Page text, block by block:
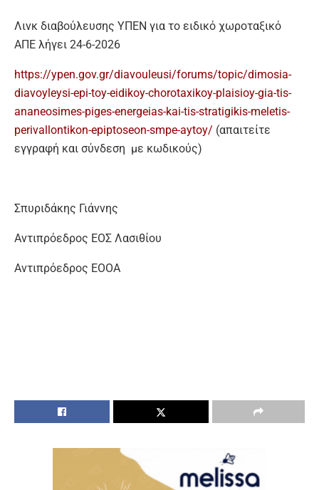
Λινκ διαβούλευσης ΥΠΕΝ για το ειδικό χωροταξικό
ΑΠΕ λήγει 24-6-2026
https://ypen.gov.gr/diavouleusi/forums/topic/dimosia-
diavoyleysi-epi-toy-eidikoy-chorotaxikoy-plaisioy-gia-tis-
ananeosimes-piges-energeias-kai-tis-stratigikis-meletis-
perivallontikon-epiptoseon-smpe-aytoy/ (απαιτείτε
εγγραφή και σύνδεση με κωδικούς)
Σπυριδάκης Γιάννης
Αντιπρόεδρος ΕΟΣ Λασιθίου
Αντιπρόεδρος ΕΟΟΑ